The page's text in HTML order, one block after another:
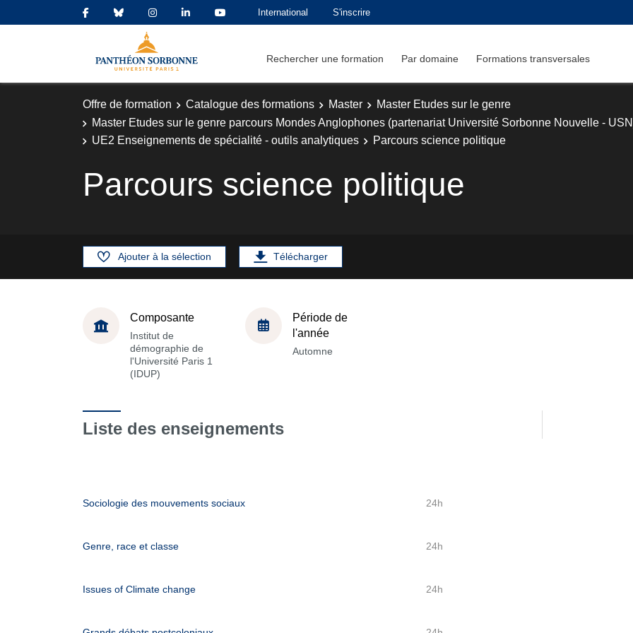
International S'inscrire
Rechercher une formation Par domaine Formations transversales
Offre de formation Catalogue des formations Master
Master Etudes sur le genre
Master Etudes sur le genre parcours Mondes Anglophones (partenariat Université Sorbonne Nouvelle -
UE2 Enseignements de spécialité - outils analytiques
Parcours science politique
Parcours science politique
Ajouter à la sélection Télécharger
Composante
Institut de
démographie de
l'Université Paris 1
(IDUP)
Période de
l'année
Automne
Liste des enseignements
Sociologie des mouvements sociaux 24h
Genre, race et classe 24h
Issues of Climate change 24h